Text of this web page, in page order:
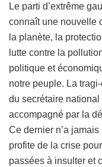
Le parti d’extrême
connaît une nouvelle
la planète, la
lutte contre la
politique et
notre peuple. La
du secrétaire
accompagné par la
Ce dernier n’a
profite de la crise
passées à insulter et